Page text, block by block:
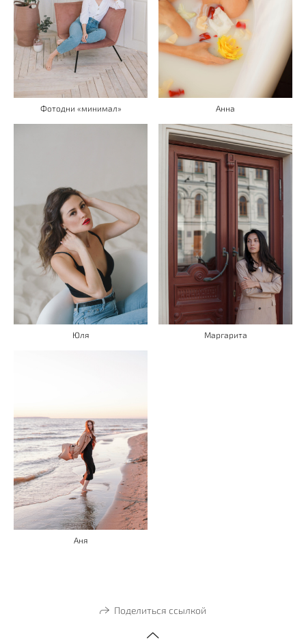
Фотодни «минимал» Анна
Юля Маргарита
Аня
Поделиться ссылкой